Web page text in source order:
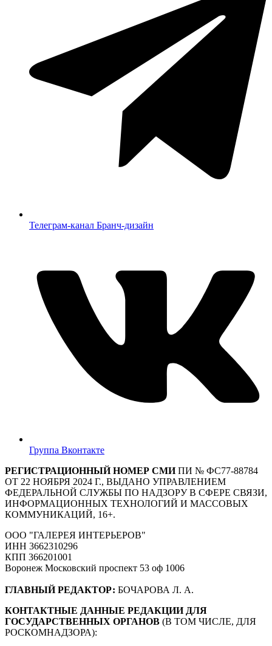
Телеграм-канал Бранч-дизайн
Группа Вконтакте
РЕГИСТРАЦИОННЫЙ НОМЕР СМИПИ № ФС77-88784
ОТ 22 НОЯБРЯ 2024 Г., ВЫДАНО УПРАВЛЕНИЕМ
ФЕДЕРАЛЬНОЙ СЛУЖБЫ ПО НАДЗОРУ В СФЕРЕ СВЯЗИ,
ИНФОРМАЦИОННЫХ ТЕХНОЛОГИЙ И МАССОВЫХ
КОММУНИКАЦИЙ, 16+.
ООО "ГАЛЕРЕЯ ИНТЕРЬЕРОВ"
ИНН 3662310296
КПП 366201001
Воронеж Московский проспект 53 оф 1006
ГЛАВНЫЙ РЕДАКТОР: БОЧАРОВА Л. А.
КОНТАКТНЫЕ ДАННЫЕ РЕДАКЦИИ ДЛЯ
ГОСУДАРСТВЕННЫХ ОРГАНОВ (В ТОМ ЧИСЛЕ, ДЛЯ
РОСКОМНАДЗОРА):